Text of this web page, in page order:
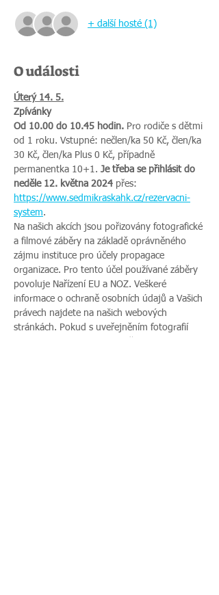
+ další hosté (1)
O události
Úterý 14. 5.
Zpívánky
Od 10.00 do 10.45 hodin. Pro rodiče s dětmi
od 1 roku. Vstupné: nečlen/ka 50 Kč, člen/ka
30 Kč, člen/ka Plus 0 Kč, případně
permanentka 10+1. Je třeba se přihlásit do
neděle 12. května 2024 přes:
https://www.sedmikraskahk.cz/rezervacni-
system.
Na našich akcích jsou pořizovány fotografické
a filmové záběry na základě oprávněného
zájmu instituce pro účely propagace
organizace. Pro tento účel používané záběry
povoluje Nařízení EU a NOZ. Veškeré
informace o ochraně osobních údajů a Vašich
právech najdete na našich webových
stránkách. Pokud s uveřejněním fotografií